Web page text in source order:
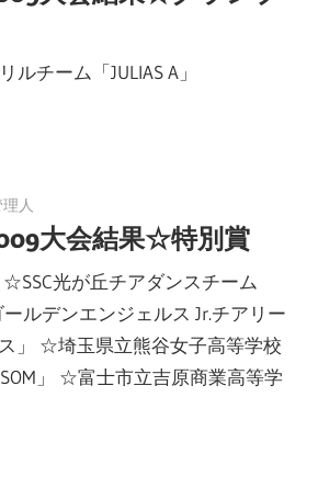
チーム「JULIAS A」
人
大会結果☆特別賞
☆SSC光が丘チアダンスチーム
ルデンエンジェルス Jr.チアリー
ス」 ☆埼玉県立熊谷女子高等学校
」 ☆富士市立吉原商業高等学